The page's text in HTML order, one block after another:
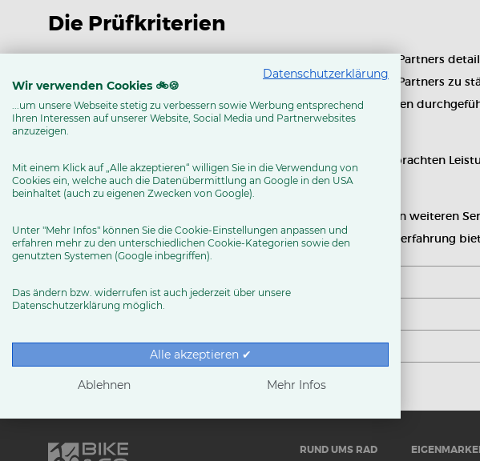
Die Prüfkriterien
werden die Verkaufsprozesse des Partners
erkannt und umgesetzt, um das Vertrauen in die Qualität des Partners zu
Betrieb des Partners auf der Basis einheitlicher Qualitätskriterien
geprüft und zertifiziert.
Nach der Erstzertifizierung des Verkaufsteams, werden die erbrachten
Schlechtleistungen wird gemeinschaftlich nachgebessert.
Neben der Verkaufszertifizierung entwickelt sich der Händler in weiteren
dem Endkunden eine professionelle und bestmögliche Serviceerfahrung
Verkauf
Zertifizierungspräsentation
RUND UMS RAD
Datenschutzerklärung
Wir verwenden Cookies 🚲🍪
...um unsere Webseite stetig zu verbessern sowie Werbung entsprechend
Ihren Interessen auf unserer Website, Social Media und Partnerwebsites
anzuzeigen.
Mit einem Klick auf „Alle akzeptieren“ willigen Sie in die Verwendung von
Cookies ein, welche auch die Datenübermittlung an Google in den USA
beinhaltet (auch zu eigenen Zwecken von Google).
Unter "Mehr Infos" können Sie die Cookie-Einstellungen anpassen und
erfahren mehr zu den unterschiedlichen Cookie-Kategorien sowie den
genutzten Systemen (Google inbegriffen).
Das ändern bzw. widerrufen ist auch jederzeit über unsere
Datenschutzerklärung möglich.
Alle akzeptieren ✔
Ablehnen Mehr Infos